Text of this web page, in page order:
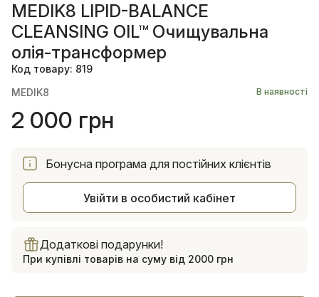
MEDIK8 LIPID-BALANCE
CLEANSING OIL™ Очищувальна
олія-трансформер
Код товару: 819
MEDIK8
В наявності
2 000 грн
Бонусна програма для постійних клієнтів
Увійти в особистий кабінет
Додаткові подарунки!
При купівлі товарів на суму від 2000 грн